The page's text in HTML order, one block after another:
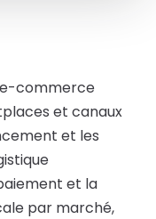
e-commerce
et canaux
et les
et la
par marché,